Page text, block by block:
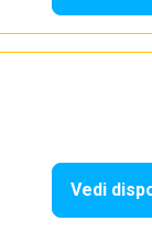
Vedi